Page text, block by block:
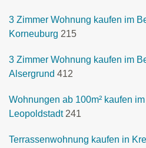
3 Zimmer Wohnung kaufen im
Korneuburg 215
3 Zimmer Wohnung kaufen im
Alsergrund 412
Wohnungen ab 100m² kaufen
Leopoldstadt 241
Terrassenwohnung kaufen in